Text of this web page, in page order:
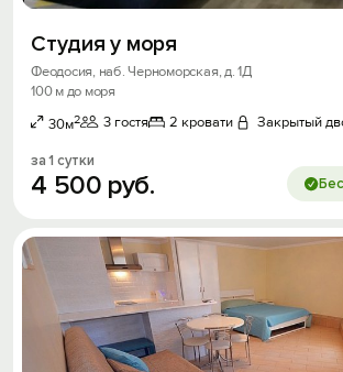
Студия у моря
Феодосия, наб. Черноморская, д. 1Д
100 м до моря
30м2 3 гостя 2 кровати Закрытый
за 1 сутки
4 500 руб.
Скидка −5%
Хочешь дешевле? Оставь почту и
Получить промокод